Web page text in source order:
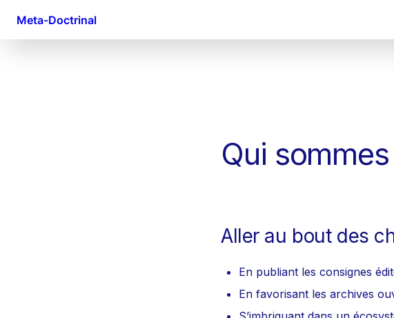
Meta-Doctrinal
Qui
Aller au bout des
En publiant les consignes
En favorisant les archives